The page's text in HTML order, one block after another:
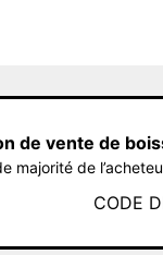
de vente de
majorité de
CODE